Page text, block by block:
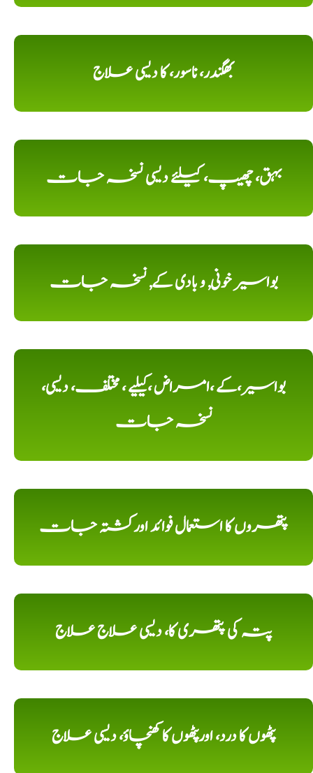
بھگندر، ناسور، کا دیسی علاج
بہق، چھیپ، کیلئے دیسی نسخہ جات
بواسیر خونی, و بادی کے, نسخہ جات
بواسیر،کے ،امراض ،کیلیے ، مختلف، دیسی،
نسخہ جات
پتھروں کا استعمال فوائد اورکشتہ جات
پتہ کی پتھری کا، دیسی علاج علاج
پٹھوں کا درد، اورپٹھوں کا کھنچاؤ، دیسی علاج